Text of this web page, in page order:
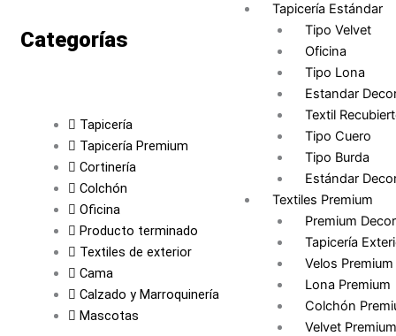
Tapicería Estándar
Tipo Velvet
Oficina
Tipo Lona
Estandar
Textil
Tipo Cuero
Tipo Burda
Estándar
Textiles Premium
Premium
Tapicería
Velos Premium
Lona Premium
Colchón
Velvet Premium
Categorías
Tapicería
Tapicería Premium
Cortinería
Colchón
Oficina
Producto terminado
Textiles de exterior
Cama
Calzado y Marroquinería
Mascotas